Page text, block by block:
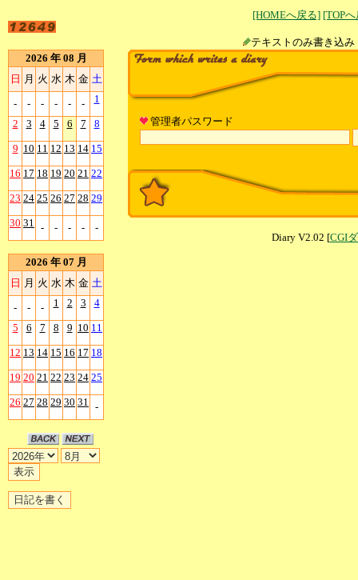
[HOMEへ戻る] [TOP
テキストのみ書
2026 年 08 月
日 月 火 水 木 金 土
- - - - - - 1
2 3 4 5 6 7 8
9 10 11 12 13 14 15
16 17 18 19 20 21 22
23 24 25 26 27 28 29
30 31 - - - - -
2026 年 07 月
日 月 火 水 木 金 土
- - - 1 2 3 4
5 6 7 8 9 10 11
12 13 14 15 16 17 18
19 20 21 22 23 24 25
26 27 28 29 30 31 -
管理者パスワード
Diary V2.02 [CGI